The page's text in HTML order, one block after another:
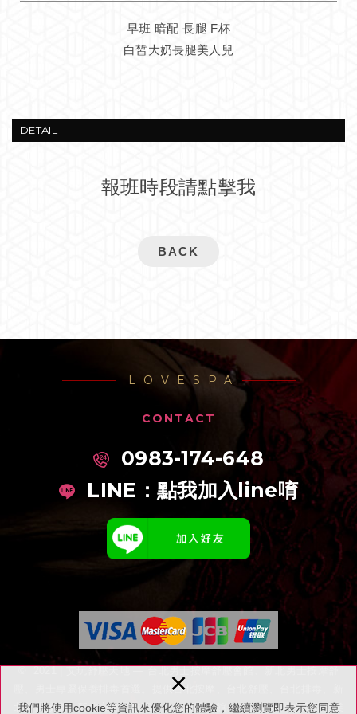
我們將使用cookie等資訊來優化您的體驗，繼續瀏覽即表示您同意
×
早班 暗配 長腿 F杯
白皙大奶長腿美人兒
DETAIL
報班時段請點擊我
BACK
LOVESPA
CONTACT
0983-174-648
LINE： 點我加入line唷
壓、男士專屬保養排毒首選。提供台北按摩、台北舒壓、台北排毒、新
北舒壓按摩、新北市舒壓推薦、台北舒壓會館、中山區舒壓按摩等專業